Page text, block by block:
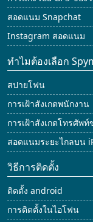
สอดแนม Snapchat
Instagram สอดแนม
ทำไมต้องเลือก
สปายโฟน
การเฝ้าสังเกตพนักงาน
การเฝ้าสังเกตโทรศัพท์
สอดแนมระยะไกลบน
วิธีการติดตั้ง
ติดตั้ง android
การติดตั้งในไอโฟน